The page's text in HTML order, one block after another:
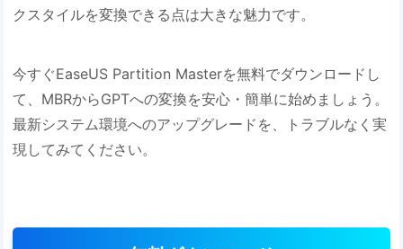
クスタイルを変換できる点は大きな魅力です。
今すぐEaseUS Partition Masterを無料でダウンロードし
て、MBRからGPTへの変換を安心・簡単に始めましょう。
最新システム環境へのアップグレードを、トラブルなく実
現してみてください。